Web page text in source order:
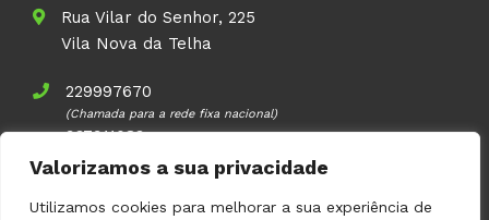
Valorizamos a sua privacidade
Utilizamos cookies para melhorar a sua experiência de
Rua Vilar do Senhor, 225
Vila Nova da Telha
229997670
(Chamada para a rede fixa nacional)
937911083
(Chamada para a rede móvel nacional)
geral@volupal.pt